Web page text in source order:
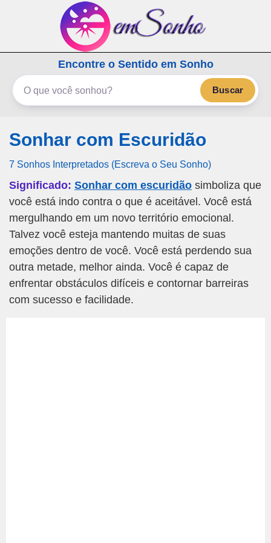
emSonho.com
Os sonhos significam mais
Encontre o Sentido em Sonho
Buscar
Sonhar com Escuridão
7 Sonhos Interpretados (Escreva o Seu Sonho)
Significado: Sonhar com escuridão simboliza que
você está indo contra o que é aceitável. Você está
mergulhando em um novo território emocional.
Talvez você esteja mantendo muitas de suas
emoções dentro de você. Você está perdendo sua
outra metade, melhor ainda. Você é capaz de
enfrentar obstáculos difíceis e contornar barreiras
com sucesso e facilidade.